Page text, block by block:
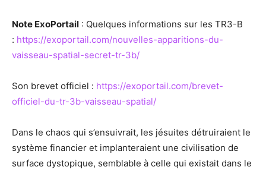
Note ExoPortail : Quelques informations sur les TR3-B
: https://exoportail.com/nouvelles-apparitions-du-
vaisseau-spatial-secret-tr-3b/
Son brevet officiel : https://exoportail.com/brevet-
officiel-du-tr-3b-vaisseau-spatial/
Dans le chaos qui s’ensuivrait, les jésuites détruiraient le
système financier et implanteraient une civilisation de
surface dystopique, semblable à celle qui existait dans le